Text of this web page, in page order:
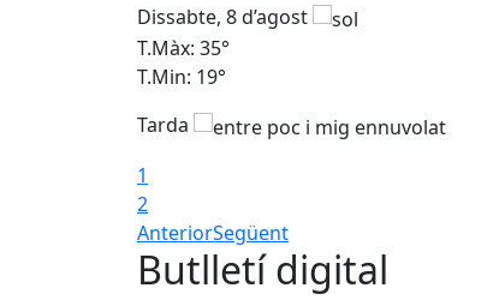
Dissabte, 8 d’agost
T.Màx: 35°
T.Min: 19°
Tarda
1
2
AnteriorSegüent
Butlletí digital